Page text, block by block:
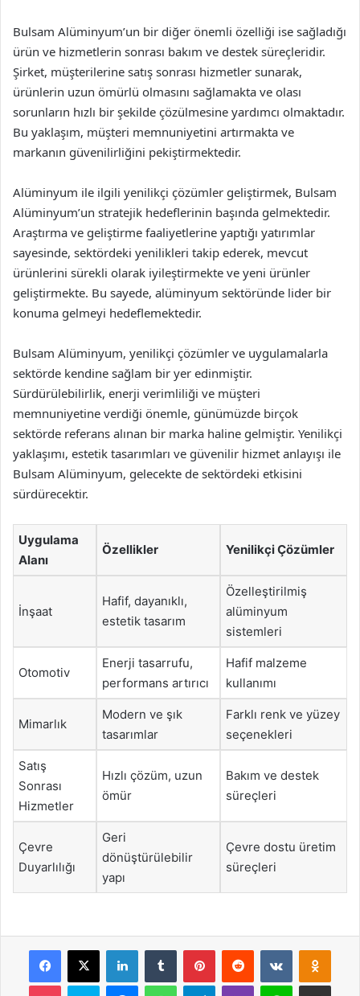
Bulsam Alüminyum’un bir diğer önemli özelliği ise sağladığı
ürün ve hizmetlerin sonrası bakım ve destek süreçleridir.
Şirket, müşterilerine satış sonrası hizmetler sunarak,
ürünlerin uzun ömürlü olmasını sağlamakta ve olası
sorunların hızlı bir şekilde çözülmesine yardımcı olmaktadır.
Bu yaklaşım, müşteri memnuniyetini artırmakta ve
markanın güvenilirliğini pekiştirmektedir.
Alüminyum ile ilgili yenilikçi çözümler geliştirmek, Bulsam
Alüminyum’un stratejik hedeflerinin başında gelmektedir.
Araştırma ve geliştirme faaliyetlerine yaptığı yatırımlar
sayesinde, sektördeki yenilikleri takip ederek, mevcut
ürünlerini sürekli olarak iyileştirmekte ve yeni ürünler
geliştirmekte. Bu sayede, alüminyum sektöründe lider bir
konuma gelmeyi hedeflemektedir.
Bulsam Alüminyum, yenilikçi çözümler ve uygulamalarla
sektörde kendine sağlam bir yer edinmiştir.
Sürdürülebilirlik, enerji verimliliği ve müşteri
memnuniyetine verdiği önemle, günümüzde birçok
sektörde referans alınan bir marka haline gelmiştir. Yenilikçi
yaklaşımı, estetik tasarımları ve güvenilir hizmet anlayışı ile
Bulsam Alüminyum, gelecekte de sektördeki etkisini
sürdürecektir.
Uygulama
Alanı
Özellikler Yenilikçi Çözümler
İnşaat
Hafif, dayanıklı,
estetik tasarım
Özelleştirilmiş
alüminyum
sistemleri
Otomotiv
Enerji tasarrufu,
performans artırıcı
Hafif malzeme
kullanımı
Mimarlık
Modern ve şık
tasarımlar
Farklı renk ve yüzey
seçenekleri
Satış
Sonrası
Hizmetler
Hızlı çözüm, uzun
ömür
Bakım ve destek
süreçleri
Çevre
Duyarlılığı
Geri
dönüştürülebilir
yapı
Çevre dostu üretim
süreçleri
Facebook
X LinkedInTumblr PinterestReddit VKontakte
Pocket Skype MessengerWhatsAppTelegramViber Line E-Posta ile